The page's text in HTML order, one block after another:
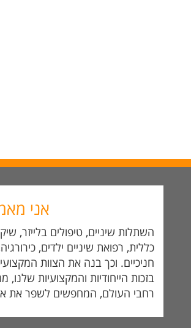
אני
השתלות שיניים, טיפולים בלייזר,
כללית, רפואת שיניים ילדים,
חניכיים. וכך בנה את הצוות
בזכות הייחודיות והמקצועיות שלנו,
רחבי העולם, המחפשים לשפר את